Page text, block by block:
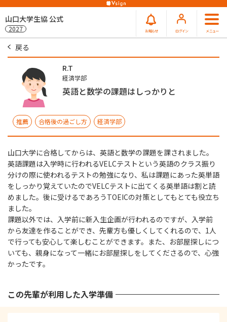
山口大学生協 公式
2027 お知らせ ログイン メニュー
戻る
R.T
経済学部
英語と数学の課題はしっかりと
推薦 合格後の過ごし方 経済学部
山口大学に合格してからは、英語と数学の課題を課されました。
英語課題は入学時に行われるVELCテストという英語のクラス振り
分けの際に使われるテストの勉強になり、私は課題にあった英単語
をしっかり覚えていたのでVELCテストに出てくる英単語は割と読
めました。後に受けるであろうTOEICの対策としてもとても役立ち
ました。
課題以外では、入学前に新入生企画が行われるのですが、入学前
から友達を作ることができ、先輩方も優しくしてくれるので、1人
で行っても安心して楽しむことができます。また、お部屋探しにつ
いても、親身になって一緒にお部屋探しをしてくださるので、心強
かったです。
この先輩が利用した入学準備